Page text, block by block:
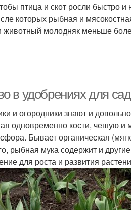
птица и скот росли быстро
которых рыбная и
молодняк меньше
в удобрениях для
и огородники знают и
одновременно кости, чешую и
Бывает органическая
рыбная мука содержит и
для роста и развития